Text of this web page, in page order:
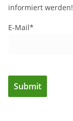
informiert werden!
E-Mail*